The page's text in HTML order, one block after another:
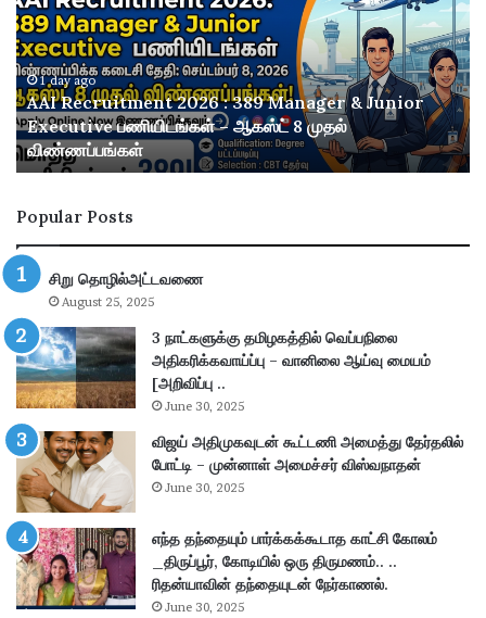
ன
பா
ய்
வீ
ட்
டு
ம
ட்
ன்
பி
ரி
யா
ணி
செ
ய்
யு
ம்
மு
றை
:
ர
க
சி
ய
ம்
வெ
1 day ago
ருசியான பாய் வீட்டு மட்டன் பிரியாணி செய்யும் முறை: ரகசியம்
வெளியானade!
Popular Posts
சிறு தொழில்அட்டவணை
August 25, 2025
3 நாட்களுக்கு தமிழகத்தில் வெப்பநிலை
அதிகரிக்கவாய்ப்பு – வானிலை ஆய்வு மையம்
[அறிவிப்பு ..
June 30, 2025
விஜய் அதிமுகவுடன் கூட்டணி அமைத்து தேர்தலில்
போட்டி – முன்னாள் அமைச்சர் விஸ்வநாதன்
June 30, 2025
எந்த தந்தையும் பார்க்கக்கூடாத காட்சி கோலம்
_திருப்பூர், கோடியில் ஒரு திருமணம்.. ..
ரிதன்யாவின் தந்தையுடன் நேர்காணல்.
June 30, 2025